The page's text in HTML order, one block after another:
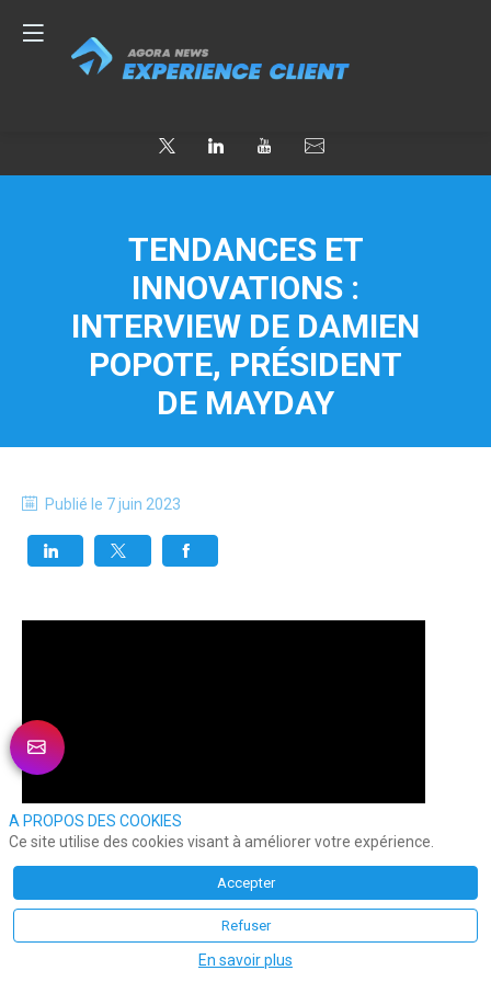
TENDANCES ET
INNOVATIONS :
INTERVIEW DE DAMIEN
POPOTE, PRÉSIDENT
DE MAYDAY
Publié le 7 juin 2023
A PROPOS DES COOKIES
Ce site utilise des cookies visant à améliorer votre expérience.
Accepter
Refuser
En savoir plus